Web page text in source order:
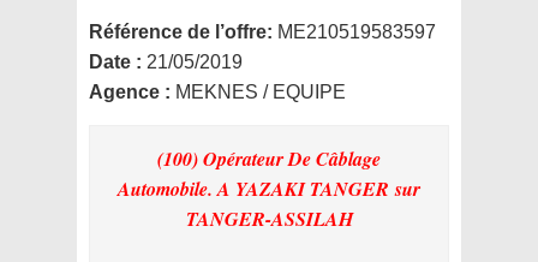
Référence de l’offre: ME210519583597
Date : 21/05/2019
Agence : MEKNES / EQUIPE
(100) Opérateur De Câblage
Automobile. A YAZAKI TANGERsur
TANGER-ASSILAH